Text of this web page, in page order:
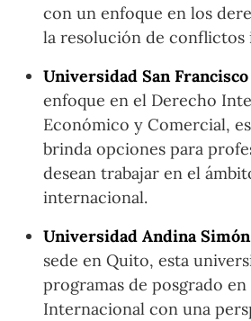
con un enfoque en los
la resolución de conflictos
Universidad San
enfoque en el Derecho
Económico y Comercial,
brinda opciones para
desean trabajar en el
internacional.
Universidad Andina
sede en Quito, esta
programas de posgrado
Internacional con una